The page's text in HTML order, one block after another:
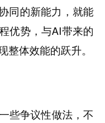
同的新能力，就能
优势，与AI带来的
体效能的跃升。
些争议性做法，不